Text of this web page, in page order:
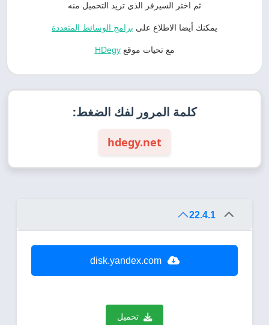
ثم اختر السيرفر الذي تريد التحميل منه
يمكنك أيضا الاطلاع على برامج الوسائط المتعددة
مع تحيات موقعHDegy
كلمة المرور لفك الضغط:
hdegy.net
22.4.1
disk.yandex.com
تحميل